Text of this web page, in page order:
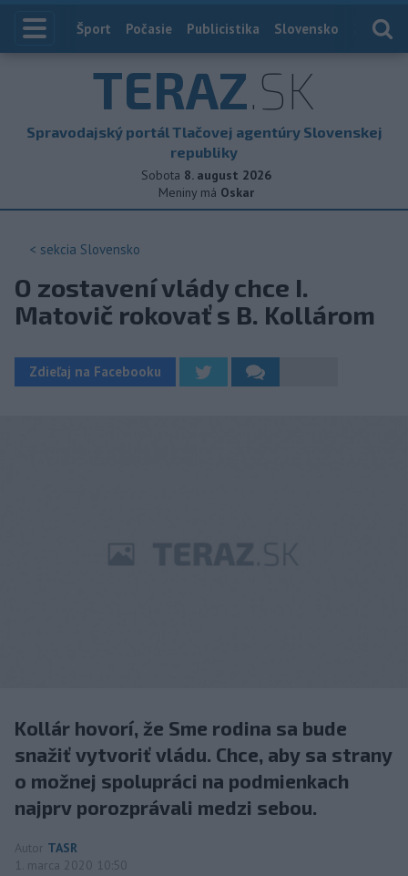
Index
Šport Počasie Publicistika Slovensko
TERAZ.SK
Spravodajský portál Tlačovej agentúry Slovenskej
republiky
Sobota 8. august 2026
Meniny má Oskar
< sekcia Slovensko
O zostavení vlády chce I.
Matovič rokovať s B. Kollárom
Zdieľaj na Facebooku
Kollár hovorí, že Sme rodina sa bude
snažiť vytvoriť vládu. Chce, aby sa strany
o možnej spolupráci na podmienkach
najprv porozprávali medzi sebou.
Autor TASR
1. marca 2020 10:50